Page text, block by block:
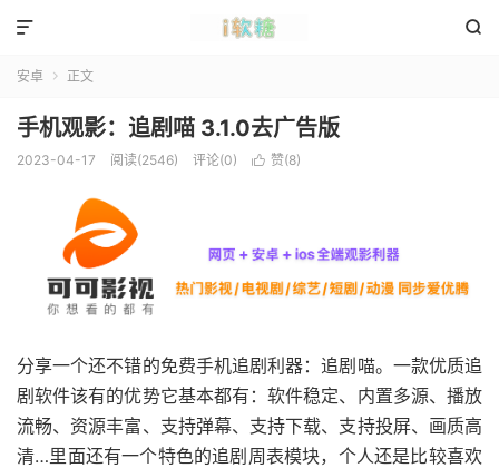


安卓  正文
手机观影：追剧喵 3.1.0去广告版
2023-04-17 阅读(2546) 评论(0)  赞(8)
分享一个还不错的免费手机追剧利器：追剧喵。一款优质追
剧软件该有的优势它基本都有：软件稳定、内置多源、播放
流畅、资源丰富、支持弹幕、支持下载、支持投屏、画质高
清…里面还有一个特色的追剧周表模块，个人还是比较喜欢